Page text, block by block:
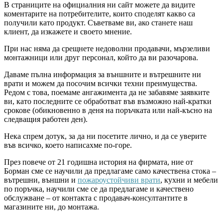
В страниците на официалния ни сайт можете да видите
коментарите на потребителите, които споделят какво са
получили като продукт. Съветваме ви, ако станете наш
клиент, да изкажете и своето мнение.
При нас няма да срещнете недоволни продавачи, мързеливи
монтажници или друг персонал, който да ви разочарова.
Даваме пълна информация за външните и вътрешните ни
врати и можем да посочим всички техни преимущества.
Редом с това, поемаме ангажимента да не забавяме заявките
ви, като последните се обработват във възможно най-кратки
срокове (обикновенно в деня на поръчката или най-късно на
следващия работен ден).
Нека спрем дотук, за да ни посетите лично, и да се уверите
във всичко, което написахме по-горе.
През повече от 21 годишна история на фирмата, ние от
Борман сме се научили да предлагаме само качествена стока –
вътрешни, външни и пожароустойчиви врати, кухни и мебели
по поръчка, научили сме се да предлагаме и качествено
обслужване – от контакта с продавач-консултантите в
магазините ни, до монтажа.